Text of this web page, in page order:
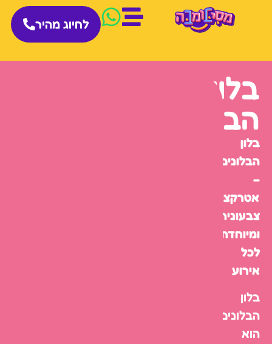
לחיוג מהיר
בלון
הבלונים
בלון
הבלונים
–
אטרקציה
צבעונית
ומיוחדת
לכל
אירוע
בלון
הבלונים
הוא